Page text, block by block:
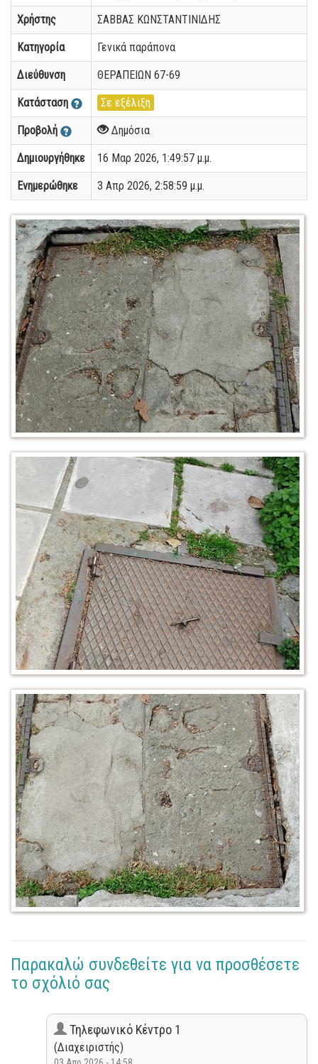
Χρήστης ΣΑΒΒΑΣ ΚΩΝΣΤΑΝΤΙΝΙΔΗΣ
Κατηγορία Γενικά παράπονα
Διεύθυνση ΘΕΡΑΠΕΙΩΝ 67-69
Κατάσταση Σε εξέλιξη
Προβολή Δημόσια
Δημιουργήθηκε 16 Μαρ 2026, 1:49:57 μ.μ.
Ενημερώθηκε 3 Απρ 2026, 2:58:59 μ.μ.
Παρακαλώ συνδεθείτε για να προσθέσετε
το σχόλιό σας
Τηλεφωνικό Κέντρο 1
(Διαχειριστής)